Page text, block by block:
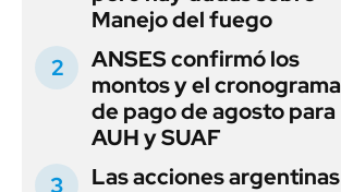
Manejo del fuego
ANSES confirmó los
montos y el cronograma
de pago de agosto para
AUH y SUAF
Las acciones argentinas